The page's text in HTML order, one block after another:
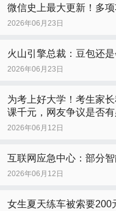
微信史上最大更新！多
2026年06月23日
火山引擎总裁：豆包还是
2026年06月23日
为考上好大学！考生家
课千元，网友争议是否有
2026年06月12日
互联网应急中心：部分
2026年06月12日
女生夏天练车被索要200